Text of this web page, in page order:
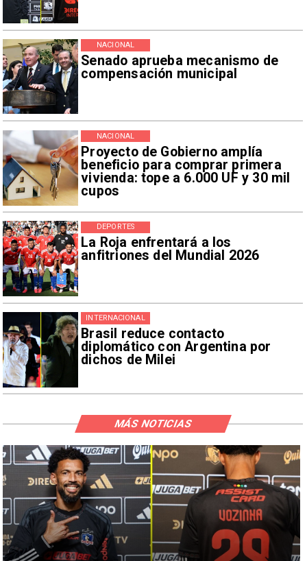
Senado aprueba mecanismo de
compensación municipal
NACIONAL
Proyecto de Gobierno amplía
beneficio para comprar primera
vivienda: tope a 6.000 UF y 30 mil
cupos
NACIONAL
La Roja enfrentará a los
anfitriones del Mundial 2026
DEPORTES
Brasil reduce contacto
diplomático con Argentina por
dichos de Milei
INTERNACIONAL
MÁS NOTICIAS